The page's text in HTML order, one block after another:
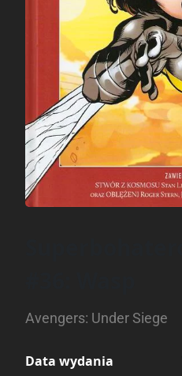
Avengers: Under Siege
Data wydania